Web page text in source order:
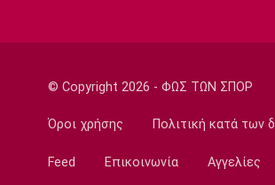
έκτη θέση ο Κυνηγάκης
Μπάσκετ Ελλάδα
Γιατί ο Ολυμπιακός δεν
απόφαση του Ελεγκτικού
15:00
© Copyright 2026 - ΦΩΣ ΤΩΝ ΣΠΟΡ
Όροι χρήσης Πολιτική κατά των
Feed Επικοινωνία Αγγελίες